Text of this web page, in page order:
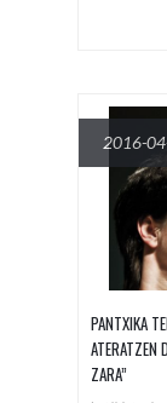
2016-
PANTXIKA
ATERATZEN
ZARA”